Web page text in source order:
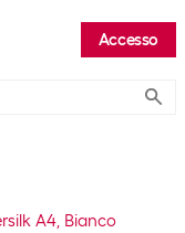
Accesso